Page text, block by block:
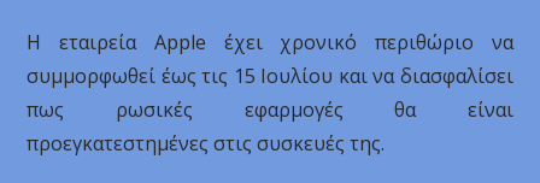
H εταιρεία Apple έχει χρονικό περιθώριο να
συμμορφωθεί έως τις 15 Ιουλίου και να διασφαλίσει
πως ρωσικές εφαρμογές θα είναι
προεγκατεστημένες στις συσκευές της.